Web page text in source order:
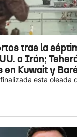
tras la
a Irán;
Kuwait y
esta oleada